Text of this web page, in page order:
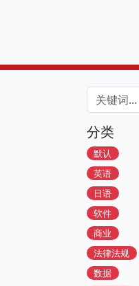
分类
默认
英语
日语
软件
商业
法律法规
数据